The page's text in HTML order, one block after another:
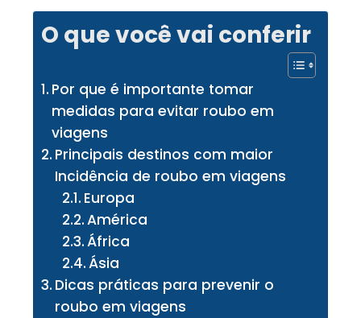
O que você vai conferir
Por que é importante tomar
medidas para evitar roubo em
viagens
Principais destinos com maior
Incidência de roubo em viagens
Europa
América
África
Ásia
Dicas práticas para prevenir o
roubo em viagens